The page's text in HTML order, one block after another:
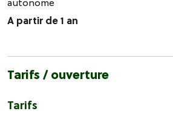
A partir de 1 an
Tarifs / ouverture
Tarifs